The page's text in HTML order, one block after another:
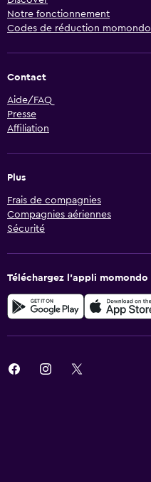
Notre fonctionnement
Codes de réduction momondo
Contact
Aide/FAQ
Presse
Affiliation
Plus
Frais de compagnies
Compagnies aériennes
Sécurité
Téléchargez l’appli momondo